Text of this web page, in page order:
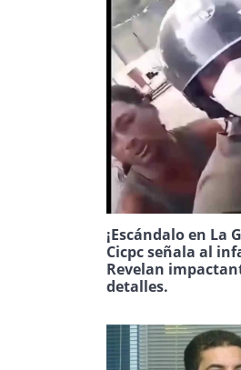
¡Escándalo en La
Cicpc señala al
Revelan
detalles.